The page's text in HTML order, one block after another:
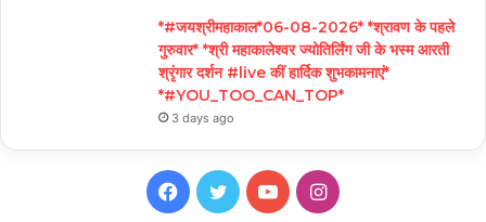
*#जयश्रीमहाकाल*06-08-2026* *श्रावण के पहले
गुरुवार* *श्री महाकालेश्वर ज्योतिर्लिंग जी के भस्म आरती
श्रृंगार दर्शन #live कीं हार्दिक शुभकामनाएं*
*#YOU_TOO_CAN_TOP*
3 days ago
Facebook
TwitterYouTubeInstagram